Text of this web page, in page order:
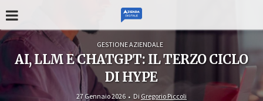
GESTIONE AZIENDALE
AI, LLM E CHATGPT: IL TERZO CICLO
DI HYPE
27 Gennaio 2026 Di Gregorio Piccoli